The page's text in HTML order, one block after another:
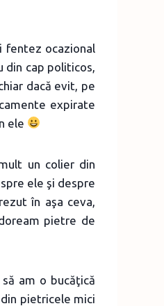
fentez ocazional
cap politicos,
dacă evit, pe
expirate
ele
un colier din
ele şi despre
în aşa ceva,
pietre de
am o bucăţică
pietricele mici